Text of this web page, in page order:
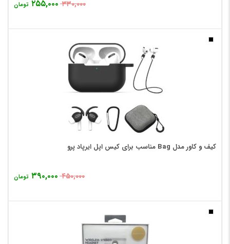
۳۳۰,۰۰۰ ۲۵۵,۰۰۰ تومان
کیف و کاور مدل Bag مناسب برای کیس اپل ایرپاد پرو
۴۵۰,۰۰۰ ۳۹۰,۰۰۰ تومان